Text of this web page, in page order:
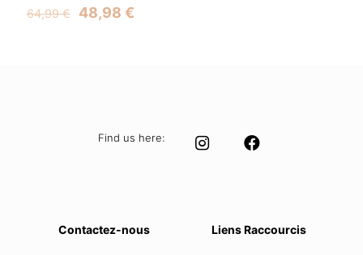
64,99€
Original
48,98 €
Find us here:
Contactez-nous Liens Raccourcis